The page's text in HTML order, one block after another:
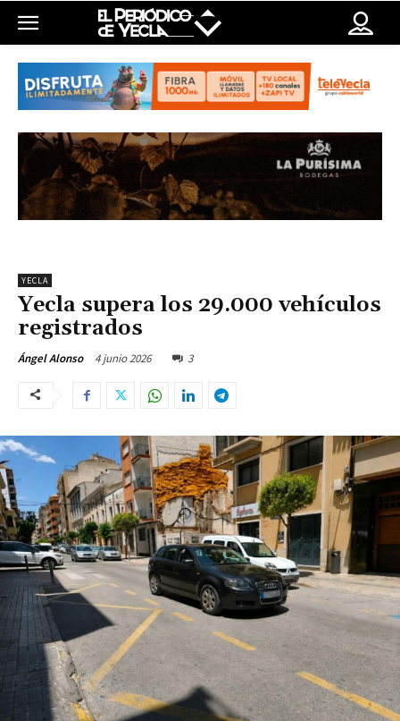
YECLA
Yecla supera los 29.000 vehículos
registrados
Ángel Alonso 4 junio 2026 3